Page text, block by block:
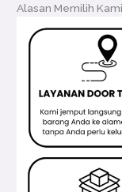
Alasan Memilih